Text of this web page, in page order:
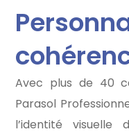
Avec plus de 40
Parasol
l’identité